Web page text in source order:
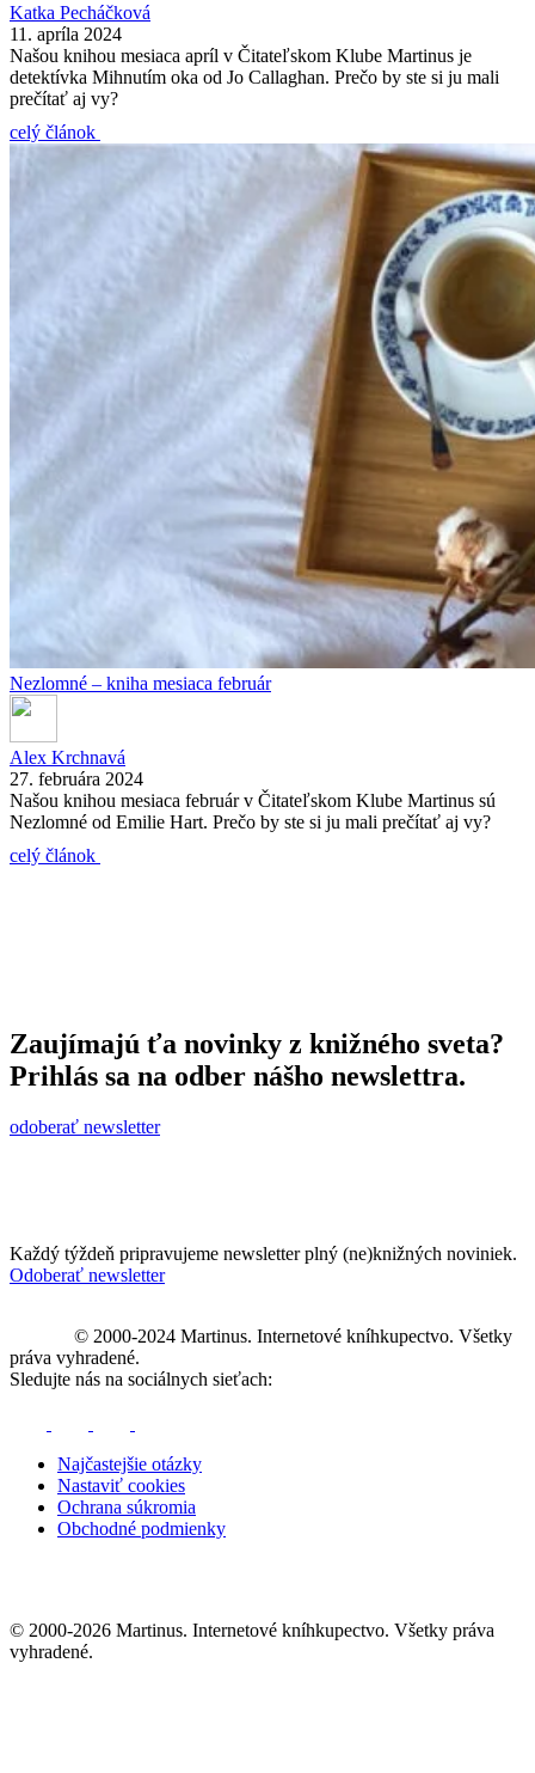
Katka Pecháčková
11. apríla 2024
Našou knihou mesiaca apríl v Čitateľskom Klube Martinus je
detektívka Mihnutím oka od Jo Callaghan. Prečo by ste si ju mali
prečítať aj vy?
celý článok
Nezlomné – kniha mesiaca február
Alex Krchnavá
27. februára 2024
Našou knihou mesiaca február v Čitateľskom Klube Martinus sú
Nezlomné od Emilie Hart. Prečo by ste si ju mali prečítať aj vy?
celý článok
Zaujímajú ťa novinky z knižného sveta?
Prihlás sa na odber nášho newslettra.
odoberať newsletter
Každý týždeň pripravujeme newsletter plný (ne)knižných noviniek.
Odoberať newsletter
© 2000-2024 Martinus. Internetové kníhkupectvo. Všetky
práva vyhradené.
Sledujte nás na sociálnych sieťach:
Najčastejšie otázky
Nastaviť cookies
Ochrana súkromia
Obchodné podmienky
© 2000-2026 Martinus. Internetové kníhkupectvo. Všetky práva
vyhradené.